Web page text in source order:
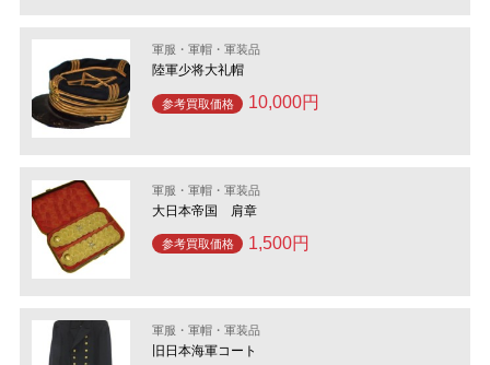
軍服・軍帽・軍装品
陸軍少将大礼帽
参考買取価格 10,000円
軍服・軍帽・軍装品
大日本帝国 肩章
参考買取価格 1,500円
軍服・軍帽・軍装品
旧日本海軍コート